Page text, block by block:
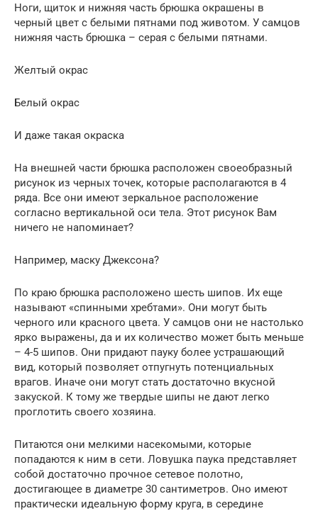
Ноги, щиток и нижняя часть брюшка окрашены в
черный цвет с белыми пятнами под животом. У самцов
нижняя часть брюшка – серая с белыми пятнами.
Желтый окрас
Белый окрас
И даже такая окраска
На внешней части брюшка расположен своеобразный
рисунок из черных точек, которые располагаются в 4
ряда. Все они имеют зеркальное расположение
согласно вертикальной оси тела. Этот рисунок Вам
ничего не напоминает?
Например, маску Джексона?
По краю брюшка расположено шесть шипов. Их еще
называют «спинными хребтами». Они могут быть
черного или красного цвета. У самцов они не настолько
ярко выражены, да и их количество может быть меньше
– 4-5 шипов. Они придают пауку более устрашающий
вид, который позволяет отпугнуть потенциальных
врагов. Иначе они могут стать достаточно вкусной
закуской. К тому же твердые шипы не дают легко
проглотить своего хозяина.
Питаются они мелкими насекомыми, которые
попадаются к ним в сети. Ловушка паука представляет
собой достаточно прочное сетевое полотно,
достигающее в диаметре 30 сантиметров. Оно имеют
практически идеальную форму круга, в середине